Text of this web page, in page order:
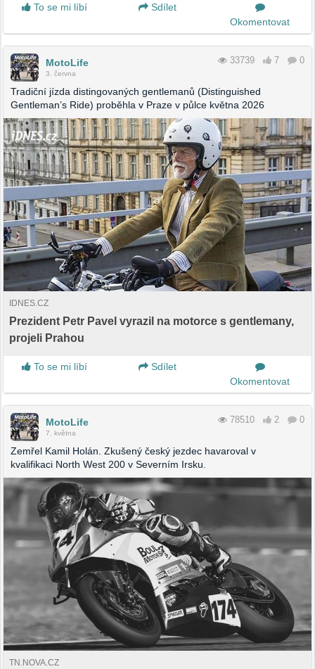
To se mi líbí
Sdílet
Okomentovat
MotoLife
3. června
33739 7 0
Tradiční jízda distingovaných gentlemanů (Distinguished
Gentleman’s Ride) proběhla v Praze v půlce května 2026
IDNES.CZ
Prezident Petr Pavel vyrazil na motorce s gentlemany,
projeli Prahou
To se mi líbí
Sdílet
Okomentovat
MotoLife
7. května
78510 2 0
Zemřel Kamil Holán. Zkušený český jezdec havaroval v
kvalifikaci North West 200 v Severním Irsku.
TN.NOVA.CZ